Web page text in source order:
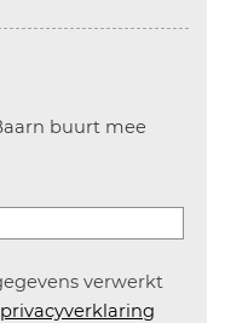
buurt mee
verwerkt
privacyverklaring